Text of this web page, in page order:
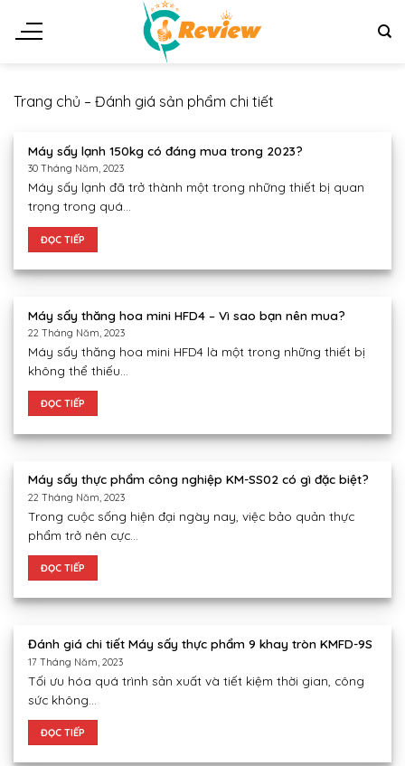
đến
Trang chủ – Đánh giá sản phẩm chi tiết
Máy sấy lạnh 150kg có đáng mua trong 2023?
30 Tháng Năm, 2023
Máy sấy lạnh đã trở thành một trong những thiết bị quan
trọng trong quá...
ĐỌC TIẾP
Máy sấy thăng hoa mini HFD4 – Vì sao bạn nên mua?
22 Tháng Năm, 2023
Máy sấy thăng hoa mini HFD4 là một trong những thiết bị
không thể thiếu...
ĐỌC TIẾP
Máy sấy thực phẩm công nghiệp KM-SS02 có gì đặc biệt?
22 Tháng Năm, 2023
Trong cuộc sống hiện đại ngày nay, việc bảo quản thực
phẩm trở nên cực...
ĐỌC TIẾP
Đánh giá chi tiết Máy sấy thực phẩm 9 khay tròn KMFD-9S
17 Tháng Năm, 2023
Tối ưu hóa quá trình sản xuất và tiết kiệm thời gian, công
sức không...
ĐỌC TIẾP